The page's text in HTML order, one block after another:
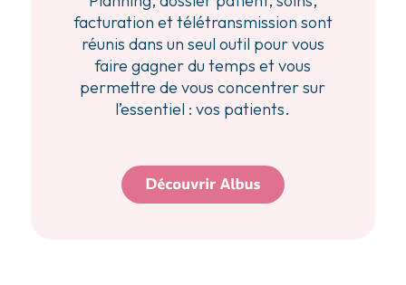
facturation et télétransmission sont
réunis dans un seul outil pour vous
faire gagner du temps et vous
permettre de vous concentrer sur
l’essentiel : vos patients.